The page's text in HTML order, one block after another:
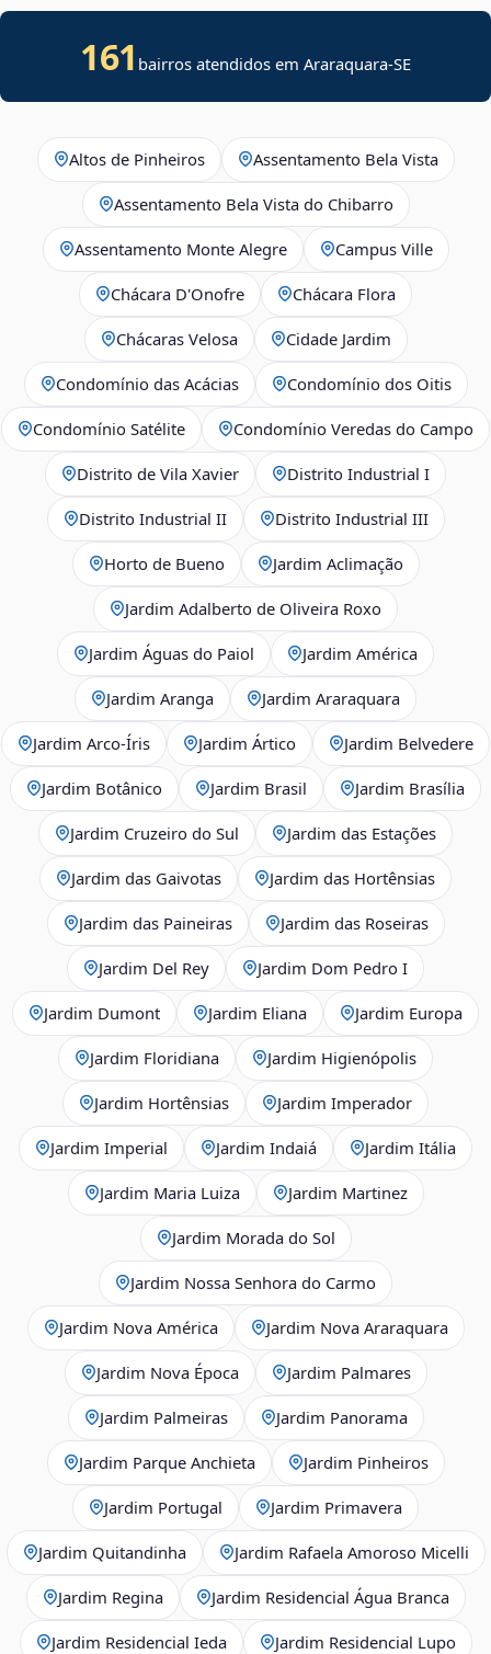
161 bairros atendidos em Araraquara-SE
Altos de Pinheiros Assentamento Bela Vista
Assentamento Bela Vista do Chibarro
Assentamento Monte Alegre Campus Ville
Chácara D'Onofre Chácara Flora
Chácaras Velosa Cidade Jardim
Condomínio das Acácias Condomínio dos Oitis
Condomínio Satélite Condomínio Veredas do Campo
Distrito de Vila Xavier Distrito Industrial I
Distrito Industrial II Distrito Industrial III
Horto de Bueno Jardim Aclimação
Jardim Adalberto de Oliveira Roxo
Jardim Águas do Paiol Jardim América
Jardim Aranga Jardim Araraquara
Jardim Arco‑Íris Jardim Ártico Jardim Belvedere
Jardim Botânico Jardim Brasil Jardim Brasília
Jardim Cruzeiro do Sul Jardim das Estações
Jardim das Gaivotas Jardim das Hortênsias
Jardim das Paineiras Jardim das Roseiras
Jardim Del Rey Jardim Dom Pedro I
Jardim Dumont Jardim Eliana Jardim Europa
Jardim Floridiana Jardim Higienópolis
Jardim Hortênsias Jardim Imperador
Jardim Imperial Jardim Indaiá Jardim Itália
Jardim Maria Luiza Jardim Martinez
Jardim Morada do Sol
Jardim Nossa Senhora do Carmo
Jardim Nova América Jardim Nova Araraquara
Jardim Nova Época Jardim Palmares
Jardim Palmeiras Jardim Panorama
Jardim Parque Anchieta Jardim Pinheiros
Jardim Portugal Jardim Primavera
Jardim Quitandinha Jardim Rafaela Amoroso Micelli
Jardim Regina Jardim Residencial Água Branca
Jardim Residencial Ieda Jardim Residencial Lupo